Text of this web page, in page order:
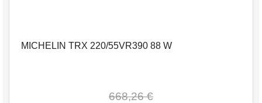
MICHELIN TRX 220/55VR390 88 W
668,26 €